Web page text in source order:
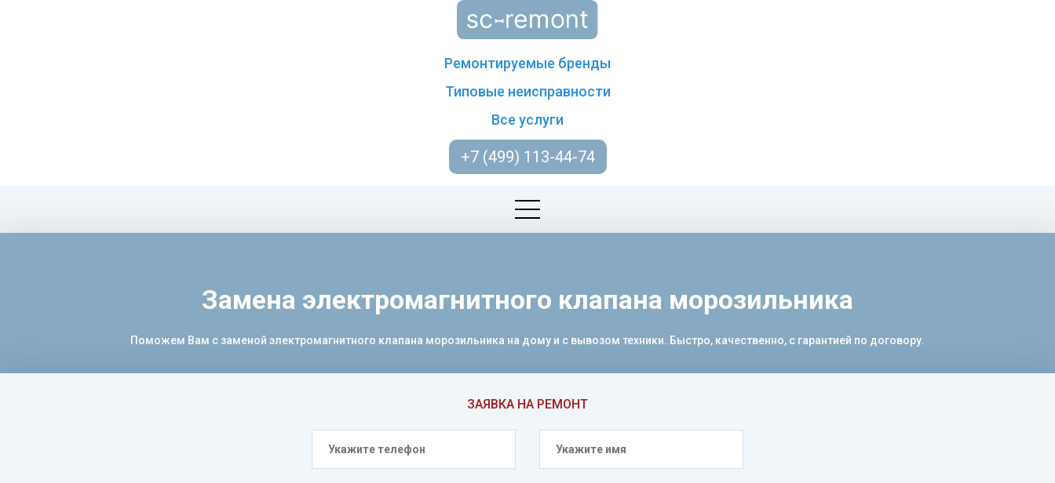
Ремонтируемые бренды
Типовые неисправности
Все услуги
+7 (499) 113-44-74
ЗАЯВКА НА РЕМОНТ
Замена электромагнитного клапана морозильника
Поможем Вам с заменой электромагнитного клапана морозильника на дому и с вывозом техники. Быстро, качественно, с гарантией по договору.